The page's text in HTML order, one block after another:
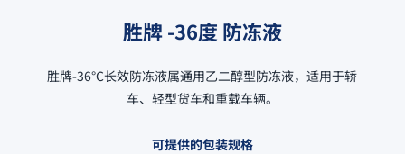
胜牌 -36度 防冻液
胜牌-36℃长效防冻液属通用乙二醇型防冻液，适用于轿
车、轻型货车和重载车辆。
可提供的包装规格